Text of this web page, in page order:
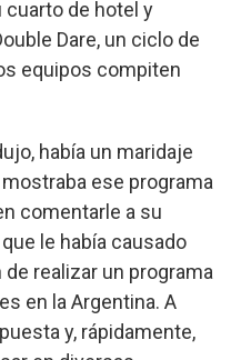
de hotel y
Dare, un ciclo de
equipos compiten
había un maridaje
ese programa
comentarle a su
le había causado
realizar un programa
en la Argentina. A
y, rápidamente,